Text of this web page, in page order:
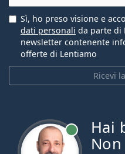
Ricevi
Sì, ho preso visione e
dati personali da parte di
newsletter contenente
offerte di Lentiamo
Hai